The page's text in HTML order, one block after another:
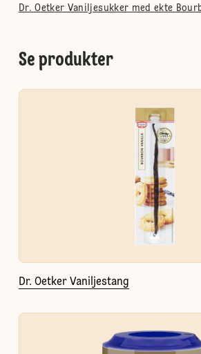
Dr. Oetker Vaniljesukker med ekte
Se produkter
Dr. Oetker Vaniljestang